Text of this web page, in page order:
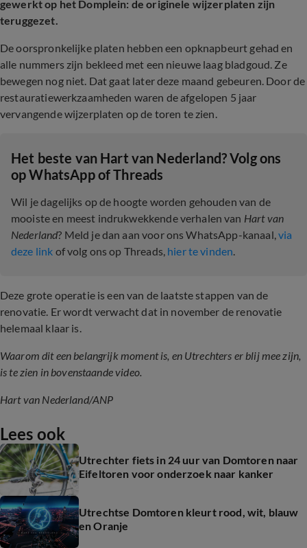
gewerkt op het Domplein: de originele wijzerplaten zijn
teruggezet.
De oorspronkelijke platen hebben een opknapbeurt gehad en
alle nummers zijn bekleed met een nieuwe laag bladgoud. Ze
bewegen nog niet. Dat gaat later deze maand gebeuren. Door de
restauratiewerkzaamheden waren de afgelopen 5 jaar
vervangende wijzerplaten op de toren te zien.
Het beste van Hart van Nederland? Volg ons
op WhatsApp of Threads
Wil je dagelijks op de hoogte worden gehouden van de
mooiste en meest indrukwekkende verhalen van Hart van
Nederland? Meld je dan aan voor ons WhatsApp-kanaal,via
deze link of volg ons op Threads, hier te vinden.
Deze grote operatie is een van de laatste stappen van de
renovatie. Er wordt verwacht dat in november de renovatie
helemaal klaar is.
Waarom dit een belangrijk moment is, en Utrechters er blij mee zijn,
is te zien in bovenstaande video.
Hart van Nederland/ANP
Lees ook
Utrechter fiets in 24 uur van Domtoren naar
Eifeltoren voor onderzoek naar kanker
Utrechtse Domtoren kleurt rood, wit, blauw
en Oranje